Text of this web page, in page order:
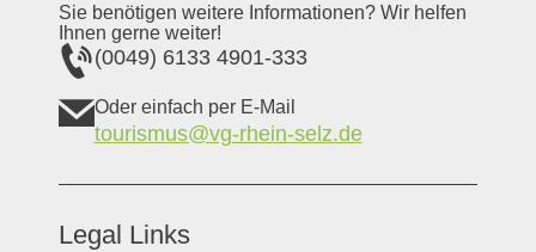
Sie benötigen weitere Informationen? Wir helfen
Ihnen gerne weiter!
(0049) 6133 4901-333
Oder einfach per E-Mail
tourismus@vg-rhein-selz.de
Legal Links